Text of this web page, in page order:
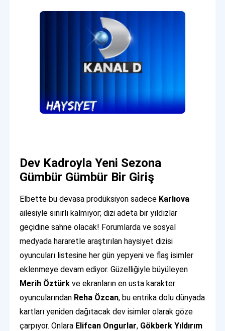
Dev Kadroyla Yeni Sezona
Gümbür Gümbür Bir Giriş
Elbette bu devasa prodüksiyon sadece Karlıova
ailesiyle sınırlı kalmıyor; dizi adeta bir yıldızlar
geçidine sahne olacak! Forumlarda ve sosyal
medyada hararetle araştırılan haysiyet dizisi
oyuncuları listesine her gün yepyeni ve flaş isimler
eklenmeye devam ediyor. Güzelliğiyle büyüleyen
Merih Öztürk ve ekranların en usta karakter
oyuncularından Reha Özcan, bu entrika dolu dünyada
kartları yeniden dağıtacak dev isimler olarak göze
çarpıyor. Onlara Elifcan Ongurlar, Gökberk Yıldırım